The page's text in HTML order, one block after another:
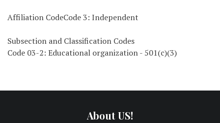
Affiliation CodeCode 3: Independent
Subsection and Classification Codes
Code 03-2: Educational organization - 501(c)(3)
About US!